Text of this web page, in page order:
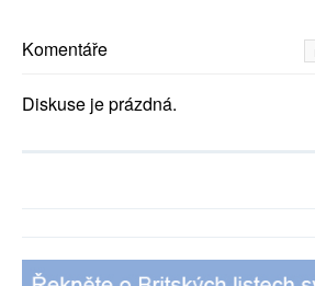
Komentáře
Diskuse je prázdná.